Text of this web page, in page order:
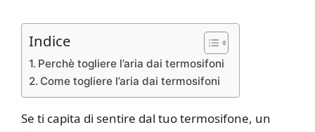
Indice
Perchè togliere l’aria dai termosifoni
Come togliere l’aria dai termosifoni
Se ti capita di sentire dal tuo termosifone, un